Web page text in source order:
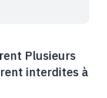
interdites à